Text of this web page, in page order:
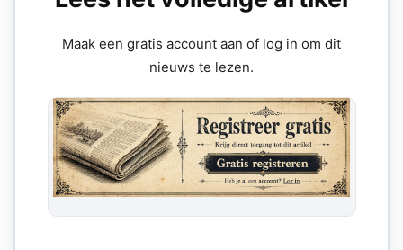
Maak een gratis account aan of log in om dit
nieuws te lezen.